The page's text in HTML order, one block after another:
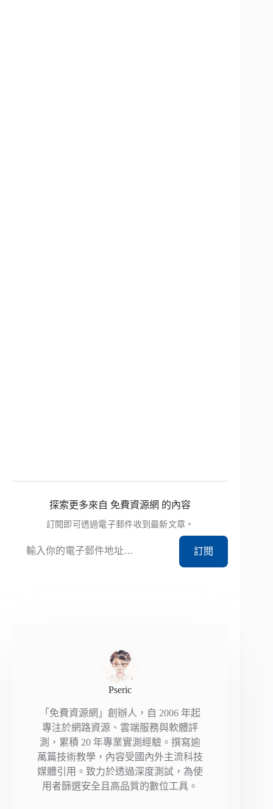
探索更多來自 免費資源網 的內容
訂閱即可透過電子郵件收到最新文章。
訂閱
Pseric
「免費資源網」創辦人，自 2006 年起
專注於網路資源、雲端服務與軟體評
測，累積 20 年專業實測經驗。撰寫逾
萬篇技術教學，內容受國內外主流科技
媒體引用。致力於透過深度測試，為使
用者篩選安全且高品質的數位工具。